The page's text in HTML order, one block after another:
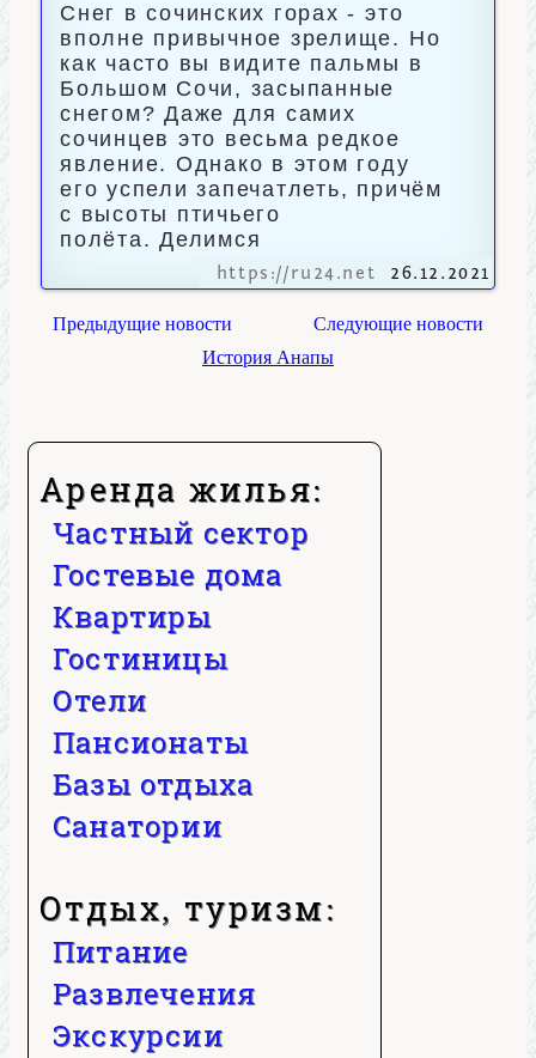
Аренда жилья:
Частный сектор
Гостевые дома
Квартиры
Гостиницы
Отели
Пансионаты
Базы отдыха
Санатории
Отдых, туризм:
Питание
Развлечения
Экскурсии
Снег в сочинских горах - это
вполне привычное зрелище. Но
как часто вы видите пальмы в
Большом Сочи, засыпанные
снегом? Даже для самих
сочинцев это весьма редкое
явление. Однако в этом году
его успели запечатлеть, причём
с высоты птичьего
полёта. Делимся
https://ru24.net 26.12.2021
Предыдущие новости
Следующие новости
История Анапы